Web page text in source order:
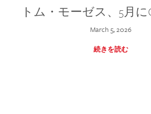
トム・モーゼス、5月に
March 5, 2026
続きを読む